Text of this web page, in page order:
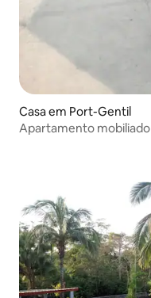
Casa em Port-Gentil
Apartamento mobiliado